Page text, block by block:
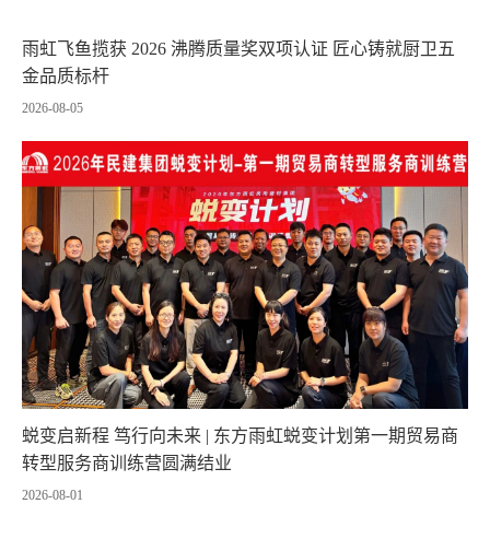
雨虹飞鱼揽获 2026 沸腾质量奖双项认证 匠心铸就厨卫五
金品质标杆
2026-08-05
蜕变启新程 笃行向未来 | 东方雨虹蜕变计划第一期贸易商
转型服务商训练营圆满结业
2026-08-01